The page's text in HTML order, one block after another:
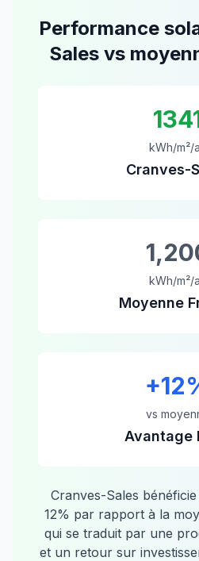
Performance
Salesvs
kWh/m²/
Cranves-
kWh/m²/
Moyenne
+12
vs
Avantage
Cranves-Sales
12% par rapport à la
qui se traduit par une
et un retour sur